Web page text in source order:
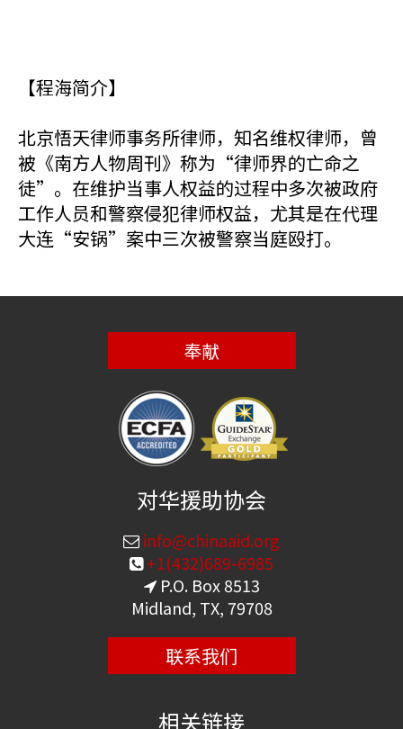
【程海简介】
北京悟天律师事务所律师，知名维权律师，曾
被《南方人物周刊》称为“律师界的亡命之
徒”。在维护当事人权益的过程中多次被政府
工作人员和警察侵犯律师权益，尤其是在代理
大连“安锅”案中三次被警察当庭殴打。
奉献
对华援助协会
info@chinaaid.org
+1(432)689-6985
P.O. Box 8513
Midland, TX, 79708
联系我们
相关链接